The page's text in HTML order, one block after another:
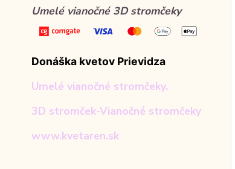
Umelé vianočné 3D stromčeky
Donáška kvetov Prievidza
Umelé vianočné stromčeky.
3D stromček-Vianočné stromčeky
www.kvetaren.sk